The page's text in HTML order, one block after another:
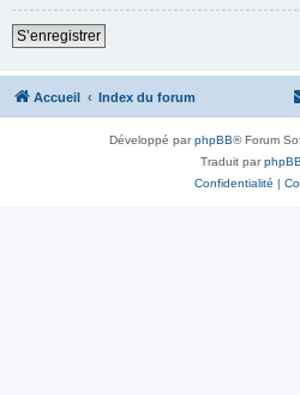
S’enregistrer
Accueil Index du forum
Développé parphpBB® Forum
Traduit par
Confidentialité |